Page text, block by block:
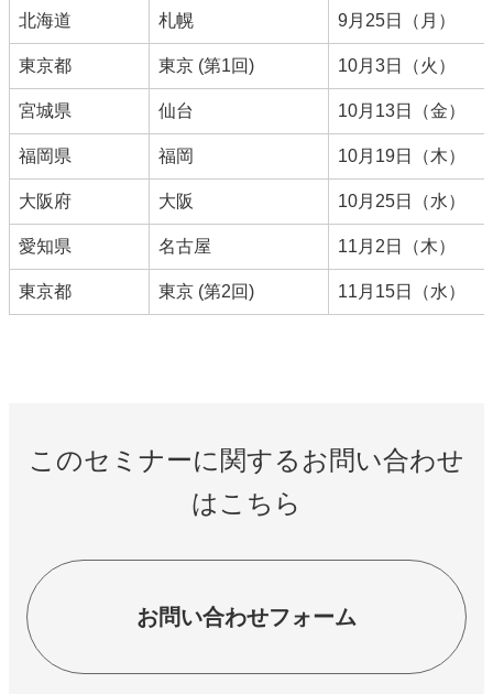
北海道 札幌 9月25日（月）
東京都 東京 (第1回) 10月3日（火）
宮城県 仙台 10月13日（金）
福岡県 福岡 10月19日（木）
大阪府 大阪 10月25日（水）
愛知県 名古屋 11月2日（木）
東京都 東京 (第2回) 11月15日（水）
このセミナーに関するお問い合わせ
はこちら
お問い合わせフォーム